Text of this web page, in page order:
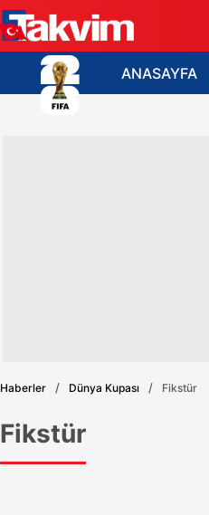
ANASAYFA
Haberler Dünya Kupası Fikstür
Fikstür